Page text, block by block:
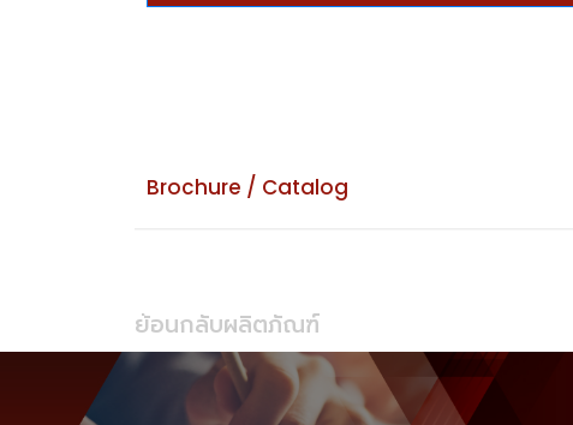
Brochure / Catalog
ย้อนกลับผลิตภัณฑ์